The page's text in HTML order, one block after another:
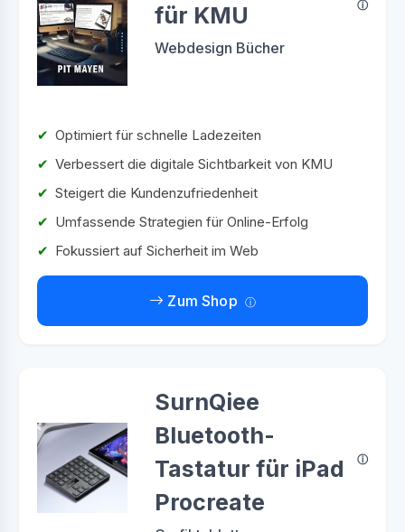
für KMU
Webdesign Bücher
Optimiert für schnelle Ladezeiten
Verbessert die digitale Sichtbarkeit von KMU
Steigert die Kundenzufriedenheit
Umfassende Strategien für Online-Erfolg
Fokussiert auf Sicherheit im Web
Zum Shop
SurnQiee
Bluetooth-
Tastatur für iPad
Procreate